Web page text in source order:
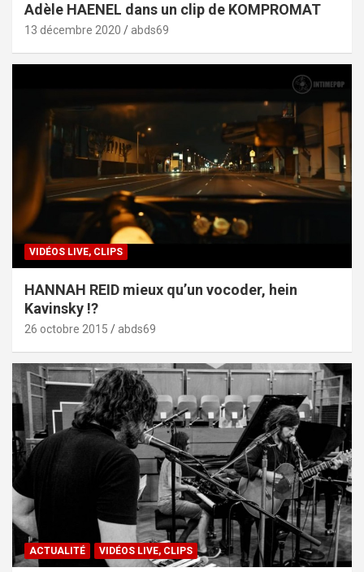
Adèle HAENEL dans un clip de KOMPROMAT
13 décembre 2020 abds69
VIDÉOS LIVE, CLIPS
HANNAH REID mieux qu’un vocoder, hein
Kavinsky !?
26 octobre 2015 abds69
ACTUALITÉ VIDÉOS LIVE, CLIPS